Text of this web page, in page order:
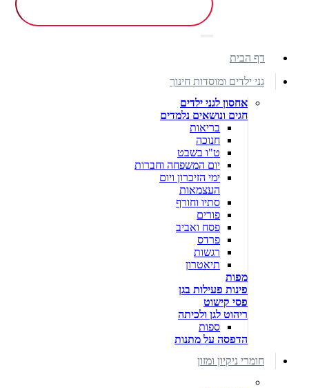
דף הבית
גני ילדים ומוסדות חינוך
אחסון לגני ילדים
חגים ונושאים נלמדים
בריאות
חנוכה
ט"ו בשבט
יום המשפחה וחברות
ימי הזיכרון ויום
העצמאות
סתיו וחורף
פורים
פסח ואביב
פרדס
רגשות
תיאטרון
מפות
פינות פעילות בגן
פסי קישוט
ריהוט לגן ולכיתה
ספות
הדפסה על מתנות
חומרי ניקיון ומזון